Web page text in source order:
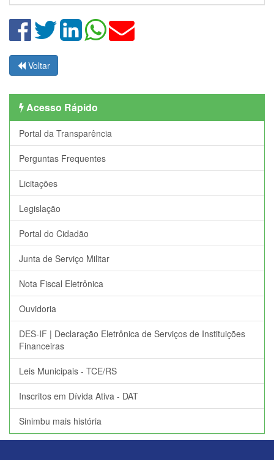
Voltar
Acesso Rápido
Portal da Transparência
Perguntas Frequentes
Licitações
Legislação
Portal do Cidadão
Junta de Serviço Militar
Nota Fiscal Eletrônica
Ouvidoria
DES-IF | Declaração Eletrônica de Serviços de Instituições
Financeiras
Leis Municipais - TCE/RS
Inscritos em Dívida Ativa - DAT
Sinimbu mais história